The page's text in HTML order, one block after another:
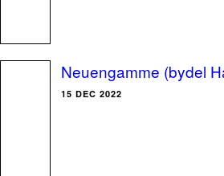
Neuengamme (bydel
15 DEC 2022